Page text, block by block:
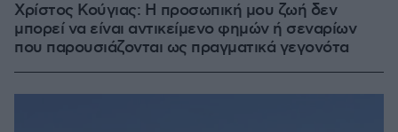
Χρίστος Κούγιας: Η προσωπική μου ζωή δεν
μπορεί να είναι αντικείμενο φημών ή σεναρίων
που παρουσιάζονται ως πραγματικά γεγονότα